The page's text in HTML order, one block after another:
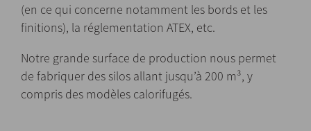
(en ce qui concerne notamment les bords et les
finitions), la réglementation ATEX, etc.
Notre grande surface de production nous permet
de fabriquer des silos allant jusqu’à 200 m³, y
compris des modèles calorifugés.